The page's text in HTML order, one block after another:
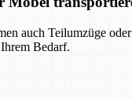
auch Teilumzüge
Bedarf.